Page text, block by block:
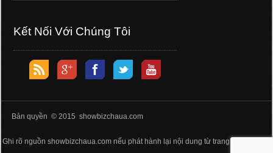
Kết Nối Với Chúng Tôi
Bản quyền © 2015 showbizchaua.com
Ghi rõ nguồn showbizchaua.com nếu phát hành lại nội dung từ trang web này